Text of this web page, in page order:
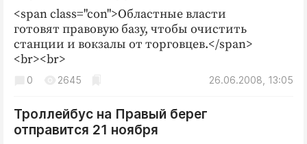
Общество
Погода
Праздники
Происшествия
Экономика и бизнес
<span class="con">Областные власти
готовят правовую базу, чтобы очистить
станции и вокзалы от торговцев.</span>
<br><br>
26.06.2008, 13:05
0 2645
Троллейбус на Правый берег
отправится 21 ноября